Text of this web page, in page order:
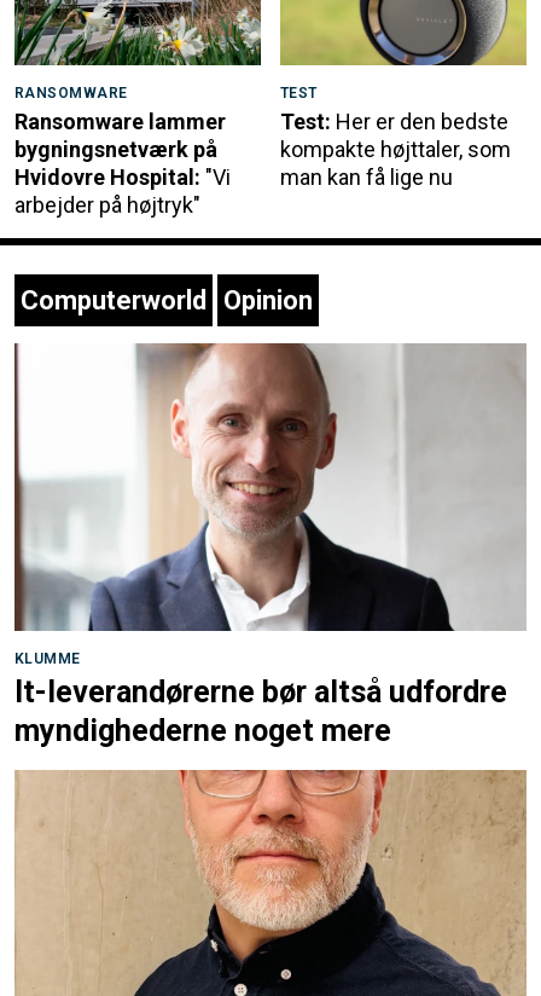
RANSOMWARE
Ransomware lammer
bygningsnetværk på
Hvidovre Hospital: "Vi
arbejder på højtryk"
TEST
Test: Her er den bedste
kompakte højttaler, som
man kan få lige nu
Computerworld Opinion
KLUMME
It-leverandørerne bør altså udfordre
myndighederne noget mere